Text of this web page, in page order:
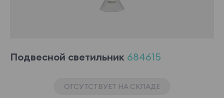
Подвесной светильник 684615
ОТСУТСТВУЕТ НА СКЛАДЕ